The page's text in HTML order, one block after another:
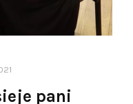
pani